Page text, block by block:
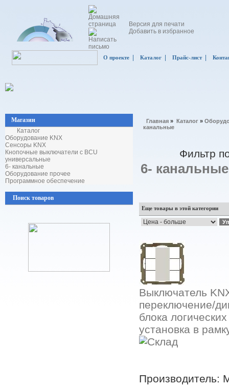
Версия для печати
Добавить в избранное
О проекте Каталог Прайс-лист|
Магазин
Каталог
Оборудование KNX
Сенсоры KNX
Кнопочные выключатели с BCU
универсальные
6- канальные
Оборудование прочее
Программное обеспечение
Поиск товаров
Главная » Каталог »
канальные
Фильтр
6- канальные
Еще товары в этой категории
Выключатель
переключение/
блока
установка в
Производитель: